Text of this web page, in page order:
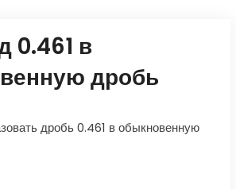
0.461 в
дробь
дробь 0.461 в обыкновенную